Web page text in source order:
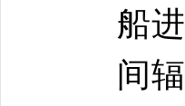
船
间